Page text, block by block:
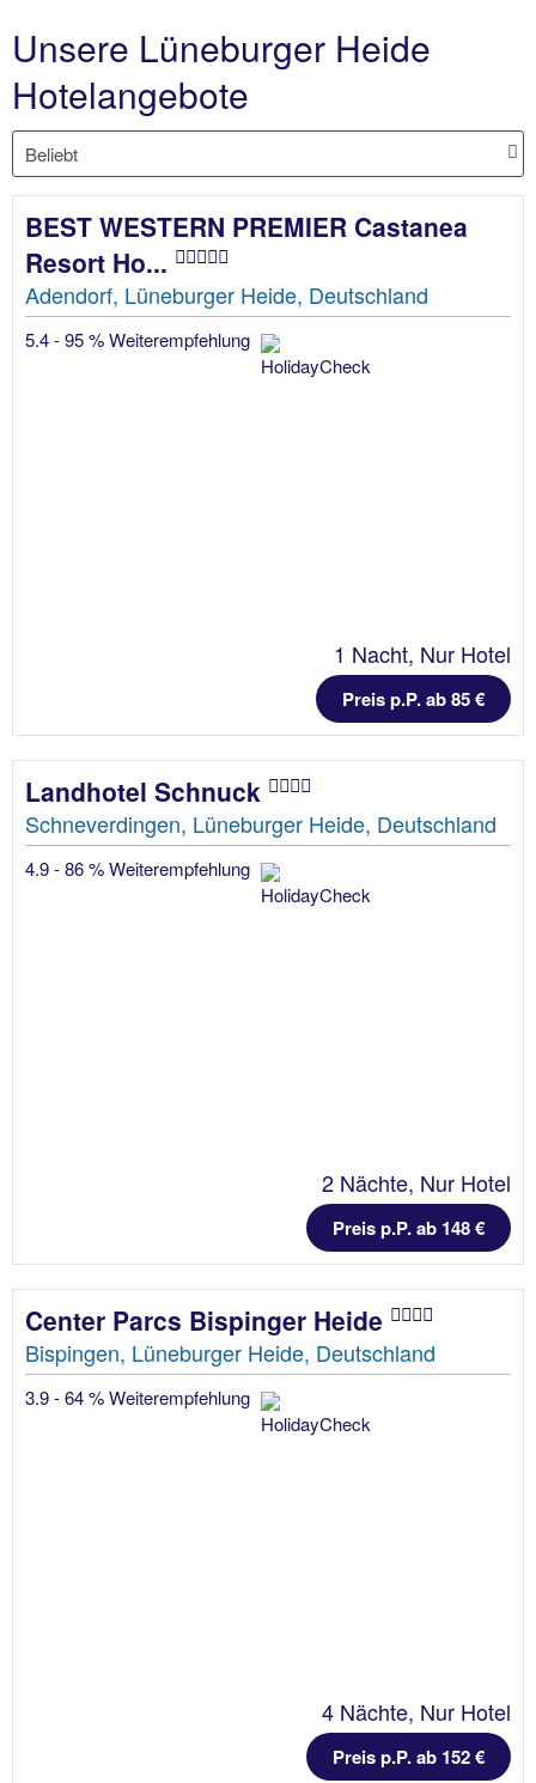
Unsere Lüneburger Heide
Hotelangebote
BEST WESTERN PREMIER Castanea
Resort Ho...
Adendorf, Lüneburger Heide, Deutschland
5.4 - 95 % Weiterempfehlung
1 Nacht, Nur Hotel
Preis p.P. ab 85 €
Landhotel Schnuck
Schneverdingen, Lüneburger Heide, Deutschland
4.9 - 86 % Weiterempfehlung
2 Nächte, Nur Hotel
Preis p.P. ab 148 €
Center Parcs Bispinger Heide
Bispingen, Lüneburger Heide, Deutschland
3.9 - 64 % Weiterempfehlung
4 Nächte, Nur Hotel
Preis p.P. ab 152 €